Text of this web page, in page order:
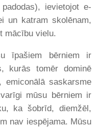
ievietojot e-
un katram skolēnam,
mācību vielu.
īpašiem bērniem ir
kurās tomēr dominē
emiconālā saskarsme
mūsu bērniem ir
ka šobrīd, diemžēl,
nav iespējama. Mūsu